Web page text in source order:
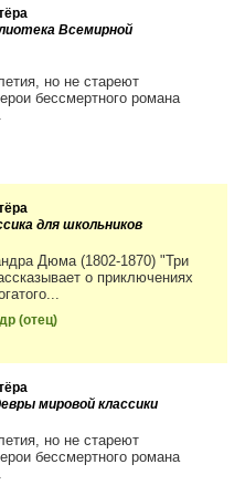
Всемирной
но не стареют
бессмертного романа
для школьников
Дюма (1802-1870) "Три
о приключениях
(отец)
мировой классики
но не стареют
бессмертного романа